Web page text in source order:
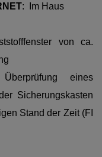
: Im Haus
von ca.
eines
Sicherungskasten
Stand der Zeit (FI